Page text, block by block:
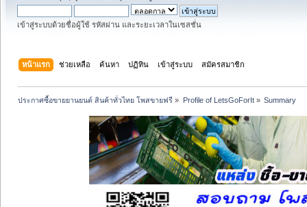
เข้าสู่ระบบด้วยชื่อผู้ใช้ รหัสผ่าน และระยะเวลาในเซสชั่น
หน้าแรก ช่วยเหลือ ค้นหา ปฏิทิน เข้าสู่ระบบ สมัครสมาชิก
ประกาศซื้อขายยานยนต์ สินค้าทั่วไทย โพสขายฟรี » Profile of LetsGoForIt» Summary